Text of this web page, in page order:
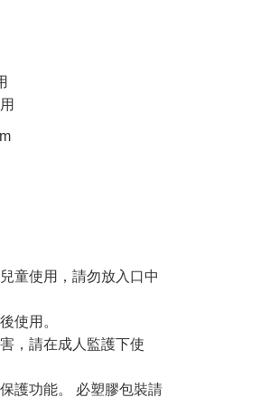
童使用，請勿放入口中
使用。
，請在成人監護下使
護功能。 必塑膠包裝請